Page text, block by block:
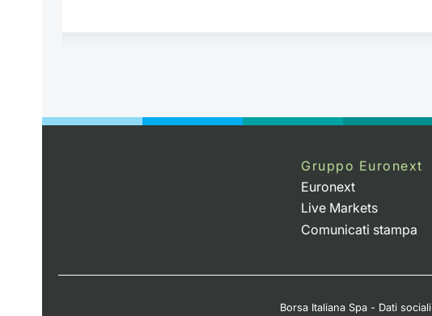
Gruppo Euronext
Euronext
Live Markets
Comunicati stampa
Borsa Italiana Spa - Dati sociali